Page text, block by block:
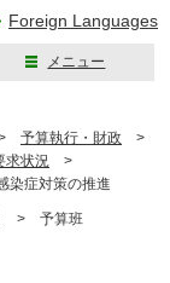
Foreign Languages
メニュー
予算執行・財政 >
求状況 >
症対策の推進
> 予算班